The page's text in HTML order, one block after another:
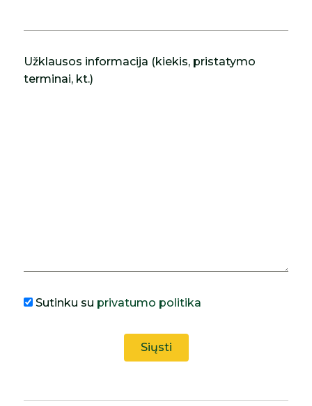
Užklausos informacija (kiekis, pristatymo
terminai, kt.)
Sutinku su privatumo politika